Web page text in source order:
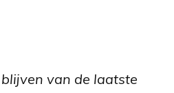
van de laatste